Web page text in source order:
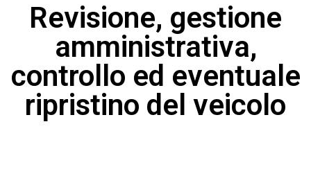
Revisione, gestione
amministrativa,
controllo ed eventuale
ripristino del veicolo